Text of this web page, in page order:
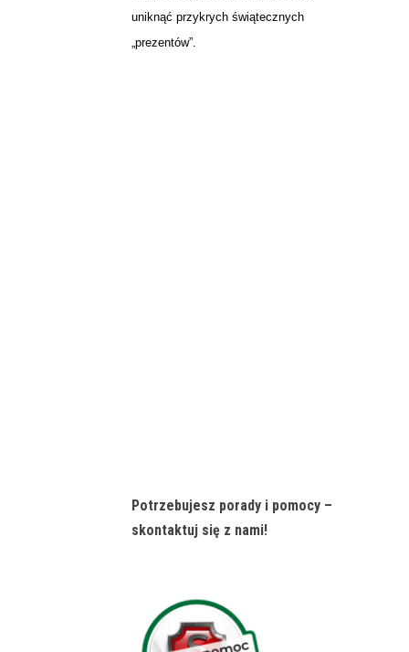
uniknąć przykrych świątecznych
„prezentów”.
Potrzebujesz porady i pomocy –
skontaktuj się z nami!